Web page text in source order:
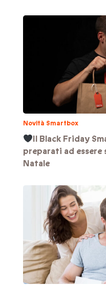
Novità Smartbox
Il Black Friday
preparati ad essere
Natale